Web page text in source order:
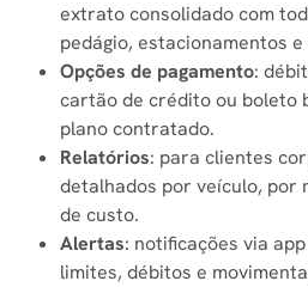
extrato consolidado com
pedágio, estacionamentos
Opções de pagamento:
cartão de crédito ou boleto
plano contratado.
Relatórios: para clientes
detalhados por veículo,
de custo.
Alertas: notificações via
limites, débitos e